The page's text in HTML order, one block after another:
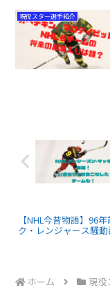
現役スター選手紹介
【NHL今昔物語】96
ク・レンジャース騒動
ホーム 現役